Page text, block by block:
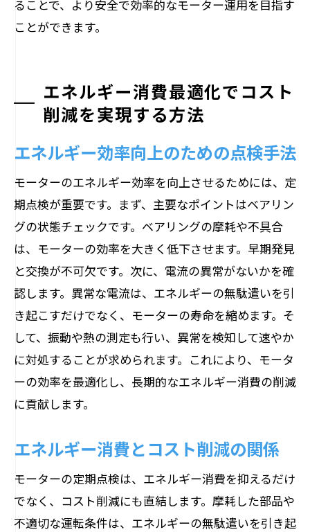
ることで、より安全で効率的なモーター運用を目指す
ことができます。
エネルギー消費最適化でコスト
削減を実現する方法
エネルギー効率向上のための点検手法
モーターのエネルギー効率を向上させるためには、定
期点検が重要です。まず、主要なポイントはベアリン
グの状態チェックです。ベアリングの摩耗や不具合
は、モーターの効率を大きく低下させます。早期発見
と交換が不可欠です。次に、電流の異常がないかを確
認します。異常な電流は、エネルギーの無駄遣いを引
き起こすだけでなく、モーターの寿命を縮めます。そ
して、振動や熱の測定も行い、異常を検知して速やか
に対処することが求められます。これにより、モータ
ーの効率を最適化し、長期的なエネルギー消費の削減
に貢献します。
エネルギー消費とコスト削減の関係
モーターの定期点検は、エネルギー消費を抑えるだけ
でなく、コスト削減にも直結します。摩耗した部品や
不適切な運転条件は、エネルギーの無駄遣いを引き起